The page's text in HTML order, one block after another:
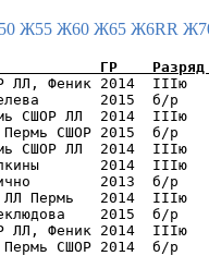
Ж55 Ж60 Ж65 Ж6RR
ЛЛ, Феник 2014
2015
СШОР ЛЛ  2014
Пермь СШОР 2015
СШОР ЛЛ  2014
Галкины       2014
2013
ЛЛ Пермь   2014
2015
ЛЛ, Феник 2014
Пермь СШОР 2014